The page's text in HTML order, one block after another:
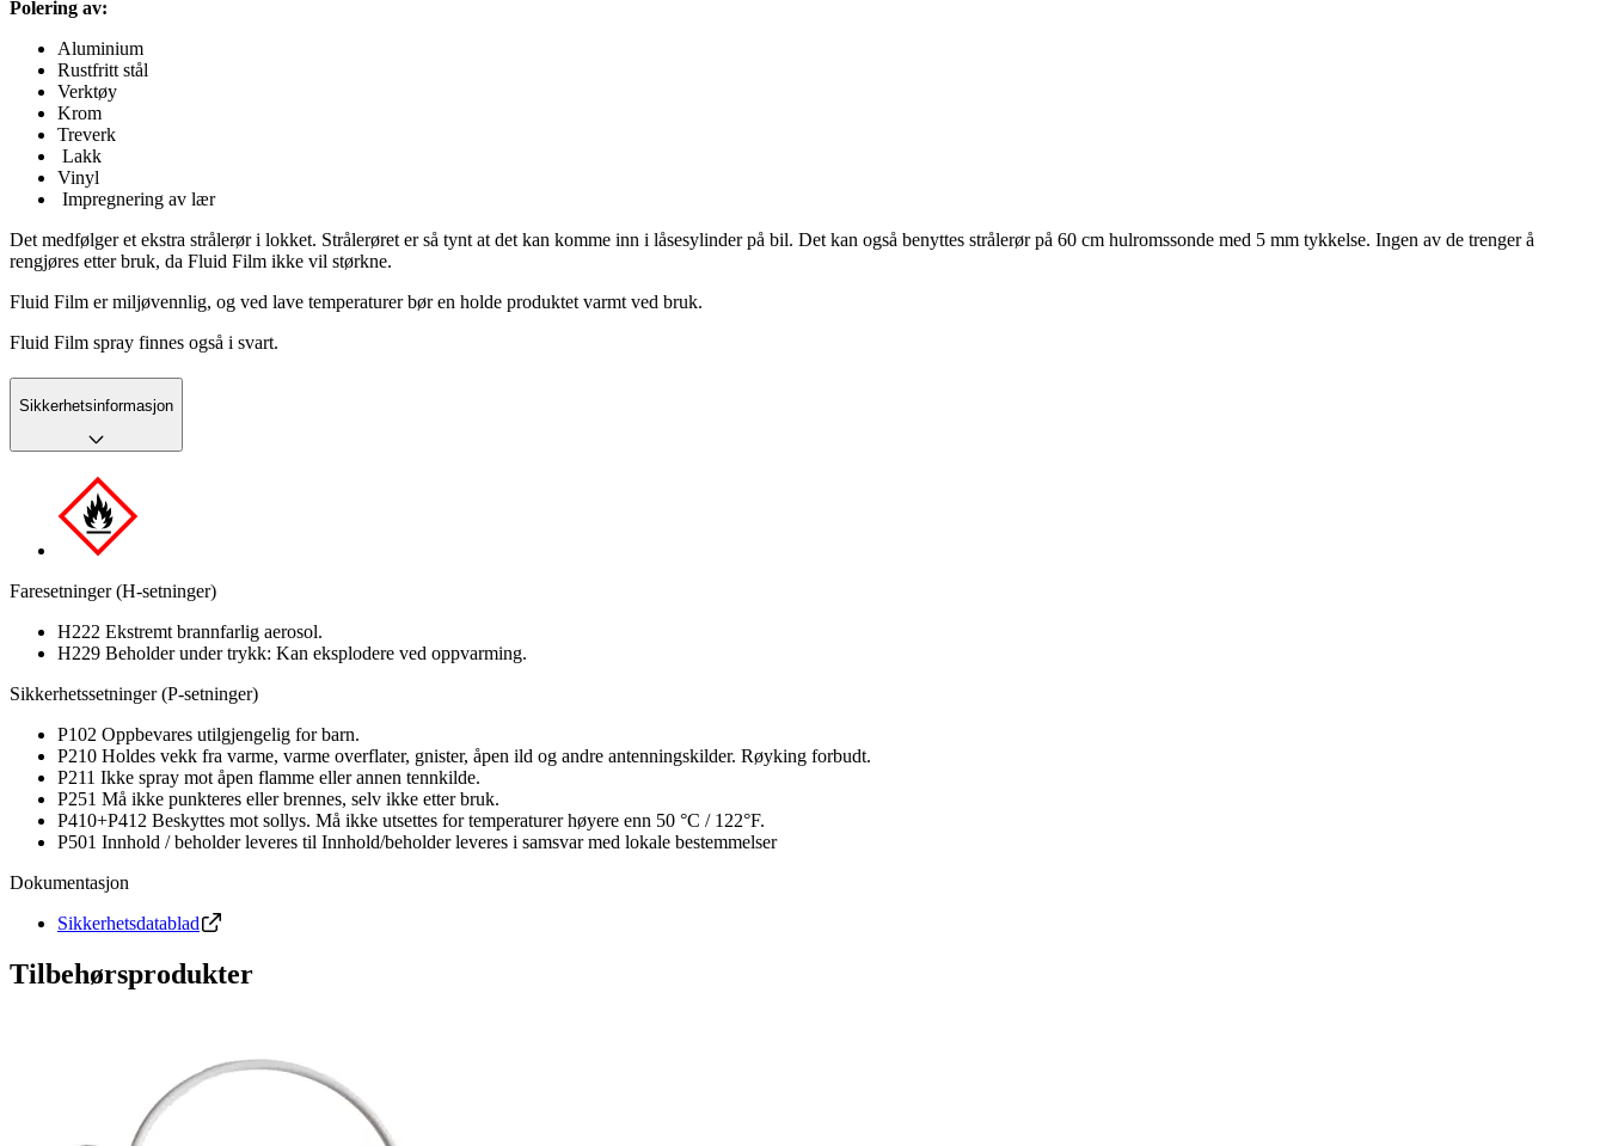
Polering av:
Aluminium
Rustfritt stål
Verktøy
Krom
Treverk
Lakk
Vinyl
Impregnering av lær
Det medfølger et ekstra strålerør i lokket. Strålerøret er så tynt at det kan komme inn i låsesylinder på bil. Det kan også benyttes strålerør på 60 cm hulromssonde med 5 mm tykkelse. Ingen av de trenger å
rengjøres etter bruk, da Fluid Film ikke vil størkne.
Fluid Film er miljøvennlig, og ved lave temperaturer bør en holde produktet varmt ved bruk.
Fluid Film spray finnes også i svart.
Sikkerhetsinformasjon
Faresetninger (H-setninger)
H222 Ekstremt brannfarlig aerosol.
H229 Beholder under trykk: Kan eksplodere ved oppvarming.
Sikkerhetssetninger (P-setninger)
P102 Oppbevares utilgjengelig for barn.
P210 Holdes vekk fra varme, varme overflater, gnister, åpen ild og andre antenningskilder. Røyking forbudt.
P211 Ikke spray mot åpen flamme eller annen tennkilde.
P251 Må ikke punkteres eller brennes, selv ikke etter bruk.
P410+P412 Beskyttes mot sollys. Må ikke utsettes for temperaturer høyere enn 50 °C / 122°F.
P501 Innhold / beholder leveres til Innhold/beholder leveres i samsvar med lokale bestemmelser
Dokumentasjon
Sikkerhetsdatablad
Tilbehørsprodukter